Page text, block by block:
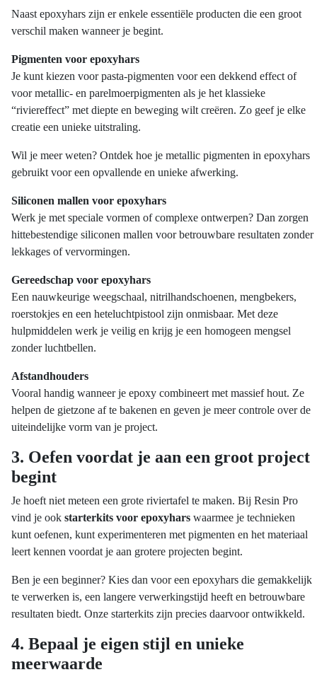
Naast epoxyhars zijn er enkele essentiële producten die een groot
verschil maken wanneer je begint.
Pigmenten voor epoxyhars
Je kunt kiezen voor pasta-pigmenten voor een dekkend effect of
voor metallic- en parelmoerpigmenten als je het klassieke
“riviereffect” met diepte en beweging wilt creëren. Zo geef je elke
creatie een unieke uitstraling.
Wil je meer weten? Ontdek hoe je metallic pigmenten in epoxyhars
gebruikt voor een opvallende en unieke afwerking.
Siliconen mallen voor epoxyhars
Werk je met speciale vormen of complexe ontwerpen? Dan zorgen
hittebestendige siliconen mallen voor betrouwbare resultaten zonder
lekkages of vervormingen.
Gereedschap voor epoxyhars
Een nauwkeurige weegschaal, nitrilhandschoenen, mengbekers,
roerstokjes en een heteluchtpistool zijn onmisbaar. Met deze
hulpmiddelen werk je veilig en krijg je een homogeen mengsel
zonder luchtbellen.
Afstandhouders
Vooral handig wanneer je epoxy combineert met massief hout. Ze
helpen de gietzone af te bakenen en geven je meer controle over de
uiteindelijke vorm van je project.
3. Oefen voordat je aan een groot project
begint
Je hoeft niet meteen een grote riviertafel te maken. Bij Resin Pro
vind je ook starterkits voor epoxyhars waarmee je technieken
kunt oefenen, kunt experimenteren met pigmenten en het materiaal
leert kennen voordat je aan grotere projecten begint.
Ben je een beginner? Kies dan voor een epoxyhars die gemakkelijk
te verwerken is, een langere verwerkingstijd heeft en betrouwbare
resultaten biedt. Onze starterkits zijn precies daarvoor ontwikkeld.
4. Bepaal je eigen stijl en unieke
meerwaarde